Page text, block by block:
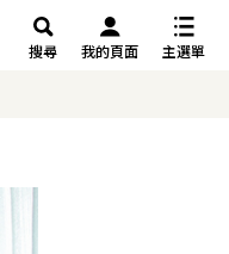
搜尋 我的頁面 主選單